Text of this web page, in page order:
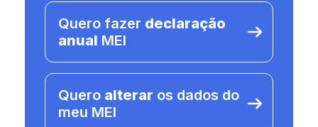
Quero fazer declaração
anual MEI
Quero alterar os dados do
meu MEI